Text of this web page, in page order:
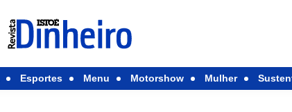
Esportes Menu Motorshow Mulher